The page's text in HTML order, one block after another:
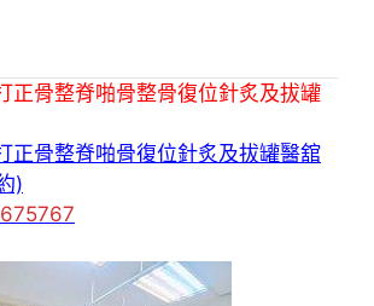
正骨整脊啪骨整骨復位針炙及拔罐
正骨整脊啪骨復位針炙及拔罐醫舘
)